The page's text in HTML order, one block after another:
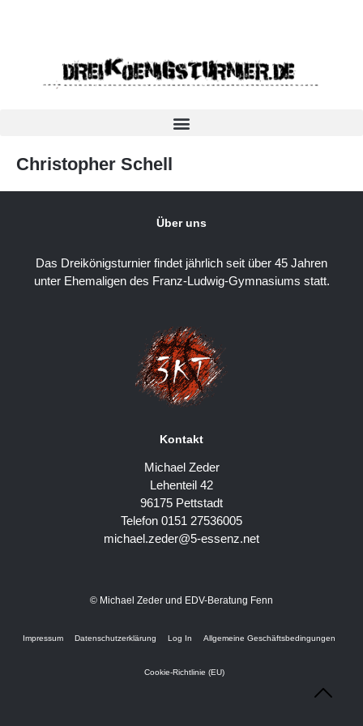
Christopher Schell
Über uns
Das Dreikönigsturnier findet jährlich seit über 45 Jahren
unter Ehemaligen des Franz-Ludwig-Gymnasiums statt.
Kontakt
Michael Zeder
Lehenteil 42
96175 Pettstadt
Telefon 0151 27536005
michael.zeder@5-essenz.net
© Michael Zeder und EDV-Beratung Fenn
Impressum Datenschutzerklärung Log In Allgemeine Geschäftsbedingungen
Cookie-Richtlinie (EU)